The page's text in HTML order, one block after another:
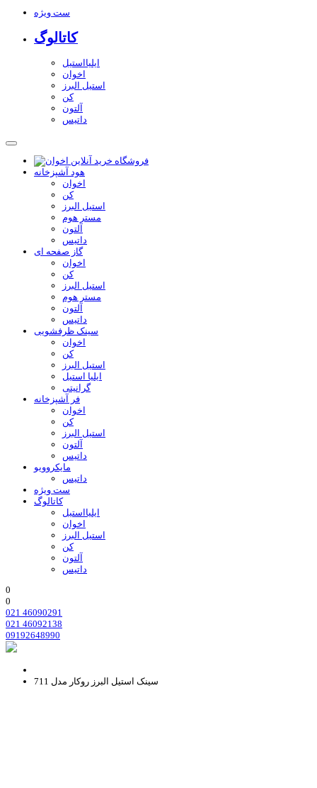
ست ویژه
کاتالوگ
ایلیااستیل
اخوان
استیل البرز
کن
آلتون
داتیس
هود آشپزخانه
اخوان
کن
استیل البرز
مستر هوم
آلتون
داتیس
گاز صفحه ای
اخوان
کن
استیل البرز
مستر هوم
آلتون
داتیس
سینک ظرفشویی
اخوان
کن
استیل البرز
ایلیا استیل
گرانیتی
فر آشپزخانه
اخوان
کن
استیل البرز
آلتون
داتیس
مایکروویو
داتیس
ست ویژه
کاتالوگ
ایلیااستیل
اخوان
استیل البرز
کن
آلتون
داتیس
0
0
021 46090291
021 46092138
09192648990
سینک استیل البرز روکار مدل 711